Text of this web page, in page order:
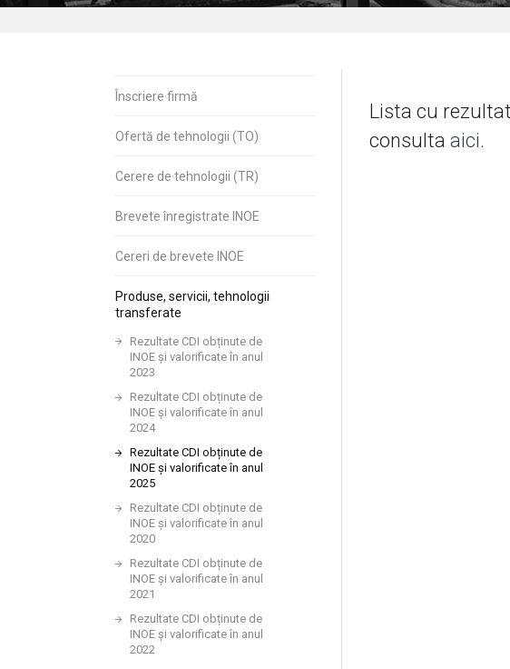
Lista cu
consulta aici.
Înscriere firmă
Ofertă de tehnologii (TO)
Cerere de tehnologii (TR)
Brevete înregistrate INOE
Cereri de brevete INOE
Produse, servicii, tehnologii
transferate
Rezultate CDI obținute de
INOE și valorificate în anul
2023
Rezultate CDI obținute de
INOE și valorificate în anul
2024
Rezultate CDI obținute de
INOE și valorificate în anul
2025
Rezultate CDI obținute de
INOE și valorificate în anul
2020
Rezultate CDI obținute de
INOE și valorificate în anul
2021
Rezultate CDI obținute de
INOE și valorificate în anul
2022